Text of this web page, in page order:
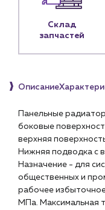
Наши партнёры
Чат-бот
Пн – пт:
г.
Склад
запчастей
Описание
Панельные
боковые
верхняя
Нижняя подводка с
Назначение - для
общественных и
рабочее
МПа. Максимальная